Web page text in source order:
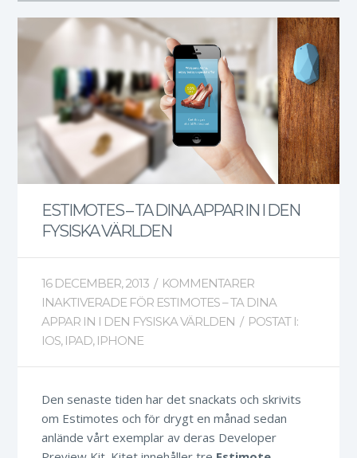
ESTIMOTES – TA DINA APPAR IN I DEN
FYSISKA VÄRLDEN
16 DECEMBER, 2013 / KOMMENTARER
INAKTIVERADE FÖR ESTIMOTES – TA DINA
APPAR IN I DEN FYSISKA VÄRLDEN / POSTAT I:
IOS, IPAD, IPHONE
Den senaste tiden har det snackats och skrivits
om Estimotes och för drygt en månad sedan
anlände vårt exemplar av deras Developer